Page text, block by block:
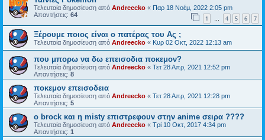
Τελευταία δημοσίευση από Andreecko « Παρ 18 Νοέμ, 2022 2:05 pm
Απαντήσεις: 64 1 … 4 5 6 7
Ξέρουμε ποιος είναι ο πατέρας του Ας ;
Τελευταία δημοσίευση από Andreecko « Κυρ 02 Οκτ, 2022 12:13 am
που μπορω να δω επεισοδια ποκεμον?
Τελευταία δημοσίευση από Andreecko « Τετ 28 Απρ, 2021 12:52 pm
Απαντήσεις: 8
ποκεμον επεισοδεια
Τελευταία δημοσίευση από Andreecko « Τετ 28 Απρ, 2021 12:28 pm
Απαντήσεις: 5
ο brock και η misty επιστρεφουν στην anime σειρα ????
Τελευταία δημοσίευση από Andreecko « Τρί 10 Οκτ, 2017 4:34 pm
Απαντήσεις: 1